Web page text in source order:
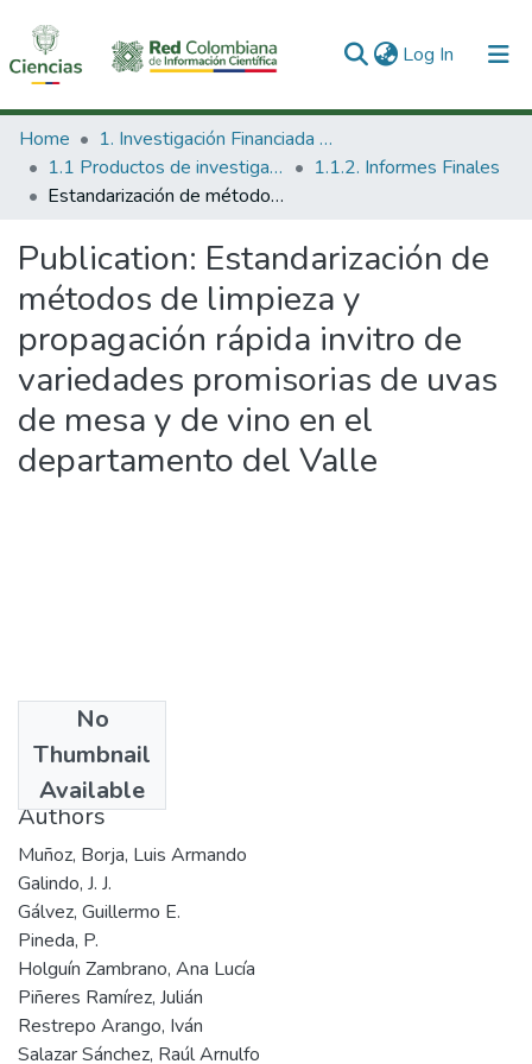
Log In (current)
Communities & Collections
All of DSpace
Home
1. Investigación Financiada con Recursos Públicos
1.1 Productos de investigación
1.1.2. Informes Finales
Estandarización de métodos de limpieza y propagación rápida invitro de variedades promisorias de uvas de mesa y de vino en el departamento del Valle
Publication: Estandarización de
métodos de limpieza y
propagación rápida invitro de
variedades promisorias de uvas
de mesa y de vino en el
departamento del Valle
No
Thumbnail
Available
1999
Authors
Muñoz, Borja, Luis Armando
Galindo, J. J.
Gálvez, Guillermo E.
Pineda, P.
Holguín Zambrano, Ana Lucía
Piñeres Ramírez, Julián
Restrepo Arango, Iván
Salazar Sánchez, Raúl Arnulfo